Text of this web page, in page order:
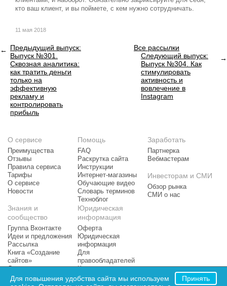
кто ваш клиент, и вы поймете, с кем нужно сотрудничать.
11 мая 2018
Предыдущий выпуск:
Выпуск №301.
Сквозная аналитика:
как тратить деньги
только на
эффективную
рекламу и
контролировать
прибыль
Все рассылки
Следующий выпуск:
Выпуск №304. Как
стимулировать
активность и
вовлечение в
Instagram
О сервисе
Преимущества
Отзывы
Правила сервиса
Тарифы
О сервисе
Новости
Помощь
FAQ
Раскрутка сайта
Инструкции
Интернет-магазины
Обучающие видео
Словарь терминов
Техноблог
Заработать
Партнерка
Вебмастерам
Инвесторам и СМИ
Обзор рынка
СМИ о нас
Знания и
сообщество
Группа Вконтакте
Идеи и предложения
Рассылка
Книга «Создание
сайтов»
Доска почета
Рейтинг сайтов
Юридическая
информация
Оферта
Юридическая
информация
Для
правообладателей
Контактная
информация
Принять
Для повышения удобства сайта мы используем